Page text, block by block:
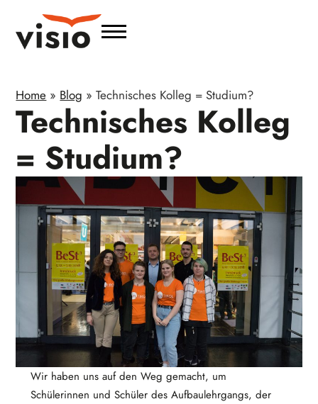
Home » Blog »Technisches Kolleg = Studium?
Technisches Kolleg
= Studium?
Wir haben uns auf den Weg gemacht, um
Schülerinnen und Schüler des Aufbaulehrgangs, der